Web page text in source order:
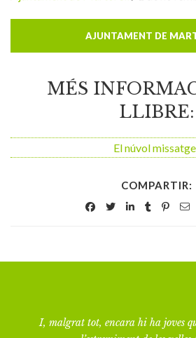
AJUNTAMENT DE
MÉS
LLIBRE:
El núvol
COMPARTIR:
I, malgrat tot, encara hi ha joves